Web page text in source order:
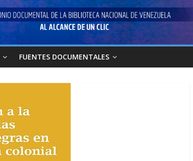
FUENTES DOCUMENTALES